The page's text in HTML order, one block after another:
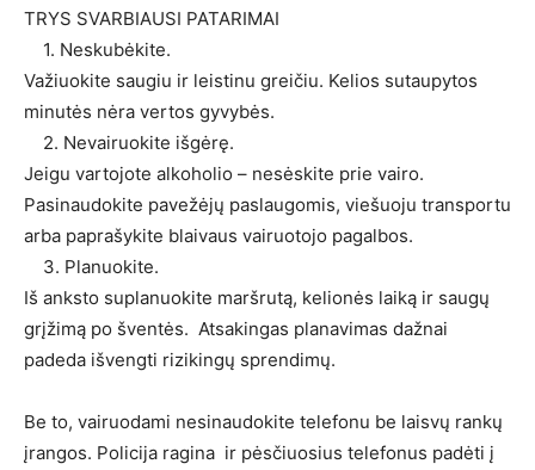
TRYS SVARBIAUSI PATARIMAI
1. Neskubėkite.
Važiuokite saugiu ir leistinu greičiu. Kelios sutaupytos
minutės nėra vertos gyvybės.
2. Nevairuokite išgėrę.
Jeigu vartojote alkoholio – nesėskite prie vairo.
Pasinaudokite pavežėjų paslaugomis, viešuoju transportu
arba paprašykite blaivaus vairuotojo pagalbos.
3. Planuokite.
Iš anksto suplanuokite maršrutą, kelionės laiką ir saugų
grįžimą po šventės. Atsakingas planavimas dažnai
padeda išvengti rizikingų sprendimų.
Be to, vairuodami nesinaudokite telefonu be laisvų rankų
įrangos. Policija ragina ir pėsčiuosius telefonus padėti į